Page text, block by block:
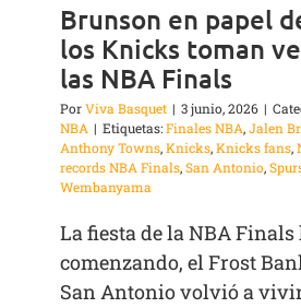
Brunson en papel
los Knicks toman
las NBA Finals
PorViva Basquet | 3 junio, 2026 |
NBA | Etiquetas:Finales NBA,Jalen
Anthony Towns,Knicks,Knicks fans,
records NBA Finals,San Antonio,
Wembanyama
La fiesta de la NBA Finals
comenzando, el Frost
San Antonio volvió a